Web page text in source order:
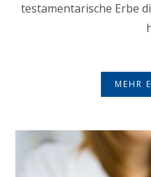
testamentarische Erbe
MEHR